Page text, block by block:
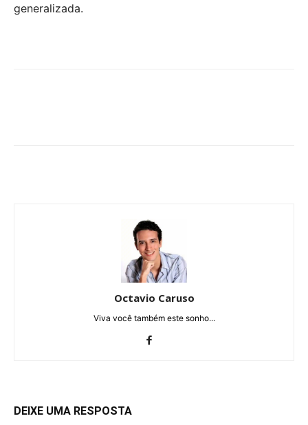
generalizada.
Octavio Caruso
Viva você também este sonho...
DEIXE UMA RESPOSTA